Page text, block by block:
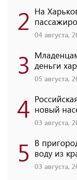
2 На
04 августа,
3 деньги
05 августа,
4 новый
03 августа,
5 В
воду из
03 августа,